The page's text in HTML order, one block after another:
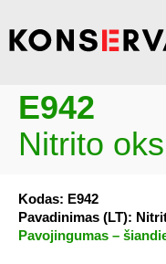
E942
Nitrito
Kodas: E942
Pavadinimas (LT):
Pavojingumas –